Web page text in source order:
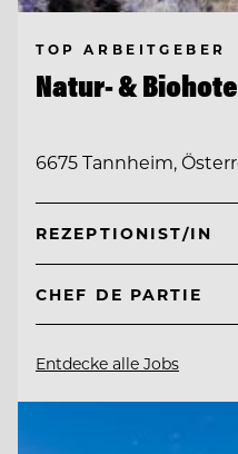
TOP ARBEITGEBER
Natur- &
6675 Tannheim,
REZEPTIONIST/IN
CHEF DE PARTIE
Entdecke alle Jobs